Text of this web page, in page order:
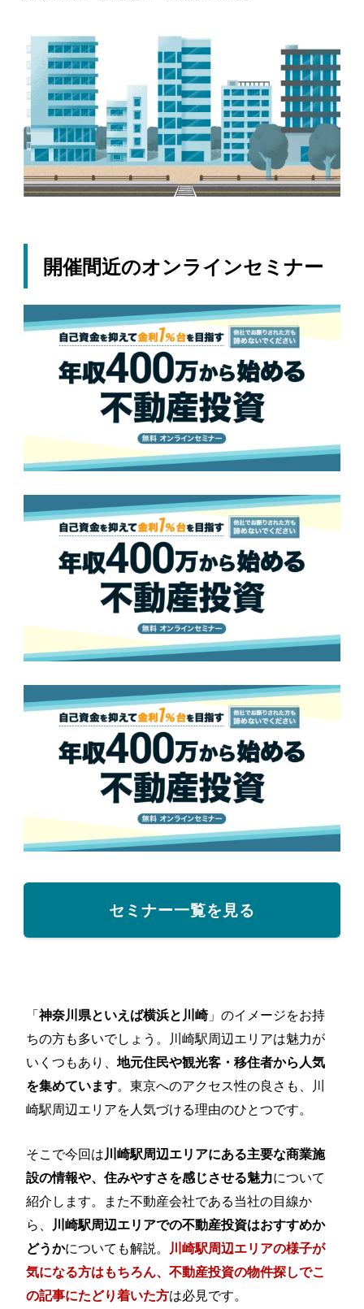
開催間近のオンラインセミナー
セミナー一覧を見る
「神奈川県といえば横浜と川崎」のイメージをお持
ちの方も多いでしょう。川崎駅周辺エリアは魅力が
いくつもあり、地元住民や観光客・移住者から人気
を集めています。東京へのアクセス性の良さも、川
崎駅周辺エリアを人気づける理由のひとつです。
そこで今回は川崎駅周辺エリアにある主要な商業施
設の情報や、住みやすさを感じさせる魅力について
紹介します。また不動産会社である当社の目線か
ら、 川崎駅周辺エリアでの不動産投資はおすすめか
どうかについても解説。 川崎駅周辺エリアの様子が
気になる方はもちろん、不動産投資の物件探しでこ
の記事にたどり着いた方は必見です。